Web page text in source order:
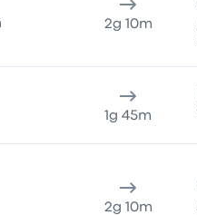
2g 10m
1g 45m
2g 10m